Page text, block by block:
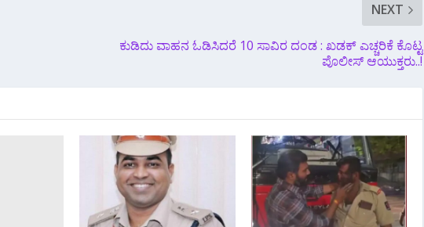
NEXT
ಕುಡಿದು ವಾಹನ ಓಡಿಸಿದರೆ 10 ಸಾವಿರ ದಂಡ : ಖಡಕ್ ಎಚ್ಚರಿಕೆ ಕೊಟ್ಟ
ಪೊಲೀಸ್ ಆಯುಕ್ತರು..!